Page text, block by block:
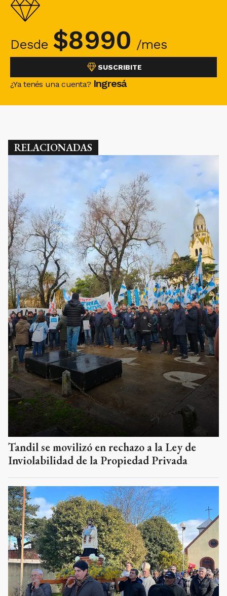
Desde $8990 /mes
SUSCRIBITE
¿Ya tenés una cuenta? Ingresá
RELACIONADAS
Tandil se movilizó en rechazo a la Ley de
Inviolabilidad de la Propiedad Privada